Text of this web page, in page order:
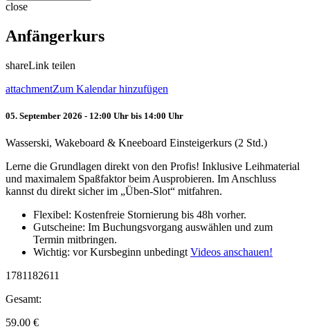
close
Anfängerkurs
shareLink teilen
attachmentZum Kalendar hinzufügen
05. September 2026 - 12:00 Uhr bis 14:00 Uhr
Wasserski, Wakeboard & Kneeboard Einsteigerkurs (2 Std.)
Lerne die Grundlagen direkt von den Profis! Inklusive Leihmaterial
und maximalem Spaßfaktor beim Ausprobieren. Im Anschluss
kannst du direkt sicher im „Üben-Slot“ mitfahren.
Flexibel: Kostenfreie Stornierung bis 48h vorher.
Gutscheine: Im Buchungsvorgang auswählen und zum
Termin mitbringen.
Wichtig: vor Kursbeginn unbedingt Videos anschauen!
1781182611
Gesamt:
59.00 €